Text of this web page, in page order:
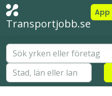
Transportjobb.se
App